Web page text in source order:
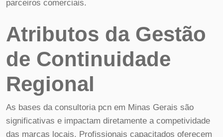
parceiros comerciais.
Atributos da Gestão
de Continuidade
Regional
As bases da consultoria pcn em Minas Gerais são
significativas e impactam diretamente a competividade
das marcas locais. Profissionais capacitados oferecem